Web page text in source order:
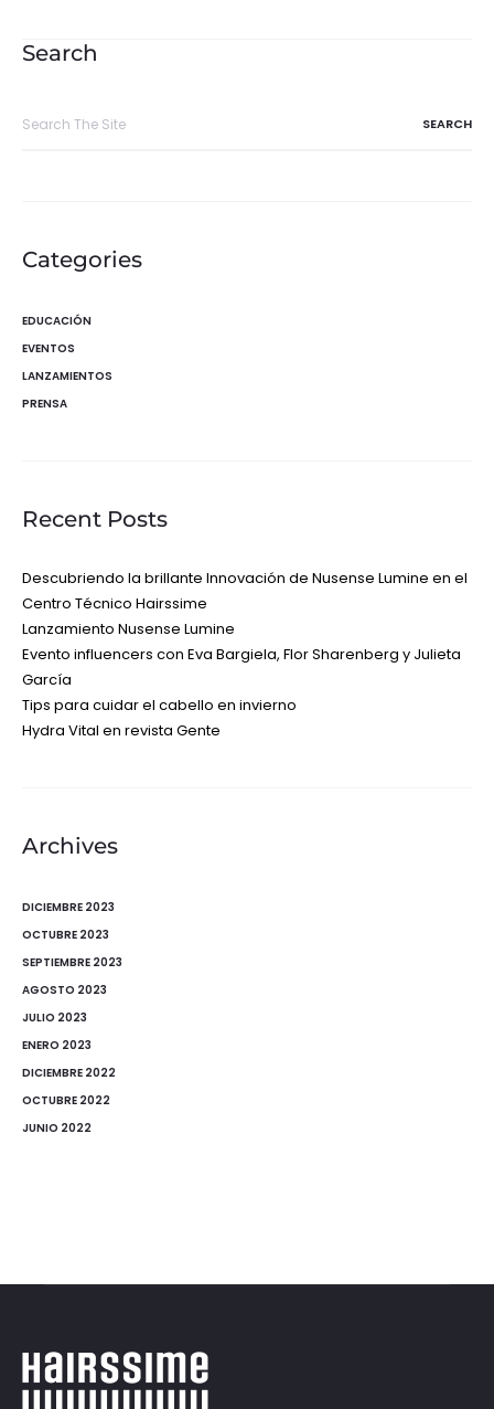
entradas
Search
Categories
EDUCACIÓN
EVENTOS
LANZAMIENTOS
PRENSA
Recent Posts
Descubriendo la brillante Innovación de Nusense Lumine en el
Centro Técnico Hairssime
Lanzamiento Nusense Lumine
Evento influencers con Eva Bargiela, Flor Sharenberg y Julieta
García
Tips para cuidar el cabello en invierno
Hydra Vital en revista Gente
Archives
DICIEMBRE 2023
OCTUBRE 2023
SEPTIEMBRE 2023
AGOSTO 2023
JULIO 2023
ENERO 2023
DICIEMBRE 2022
OCTUBRE 2022
JUNIO 2022